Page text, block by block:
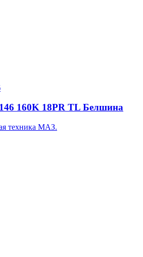
160K 18PR TL Белшина
техника МАЗ.